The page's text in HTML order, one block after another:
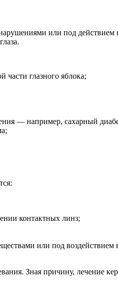
или под действием
части глазного яблока;
— например, сахарный
контактных линз;
или под воздействием
Зная причину, лечение